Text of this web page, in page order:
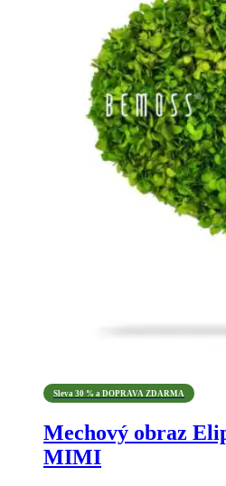
Sleva 30 % a DOPRAVA ZDARMA
Mechový obraz
MIMI